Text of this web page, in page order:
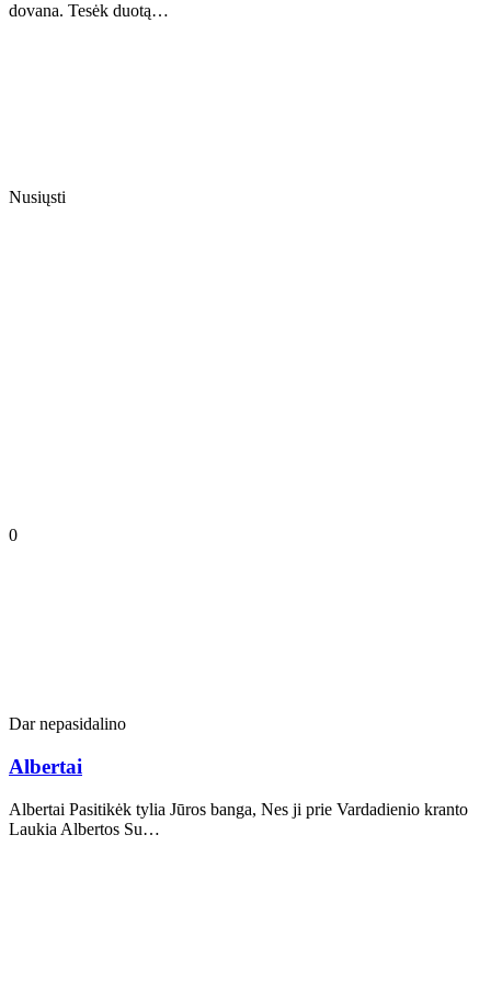
dovana. Tesėk duotą…
Nusiųsti
0
Dar nepasidalino
Albertai
Albertai Pasitikėk tylia Jūros banga, Nes ji prie Vardadienio kranto
Laukia Albertos Su…